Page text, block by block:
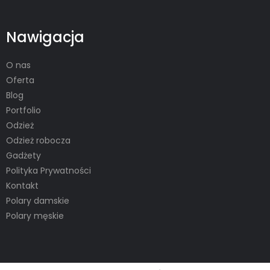
Nawigacja
O nas
Oferta
Blog
Portfolio
Odzież
Odzież robocza
Gadżety
Polityka Prywatności
Kontakt
Polary damskie
Polary męskie